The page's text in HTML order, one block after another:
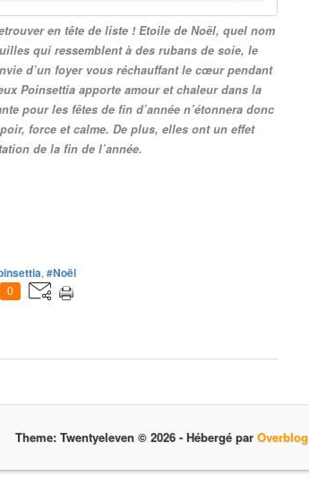
en tête de liste ! Etoile de Noël, quel nom
qui ressemblent à des rubans de soie, le
d’un foyer vous réchauffant le cœur pendant
Poinsettia apporte amour et chaleur dans la
pour les fêtes de fin d’année n’étonnera donc
force et calme. De plus, elles ont un effet
de la fin de l’année.
, #Noël
0
Theme: Twentyeleven © 2026 - Hébergé par Overblog